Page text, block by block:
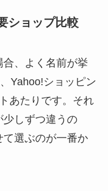
ショップ比較
、よく名前が挙
Yahoo!ショッピン
あたりです。それ
少しずつ違うの
選ぶのが一番か